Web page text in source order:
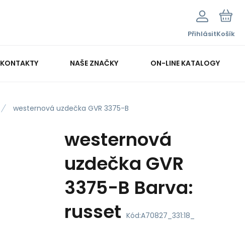
PřihlásitKošík
KONTAKTY NAŠE ZNAČKY ON-LINE KATALOGY
westernová uzdečka GVR 3375-B
westernová
uzdečka GVR
3375-B Barva:
russet Kód:A70827_331:18_